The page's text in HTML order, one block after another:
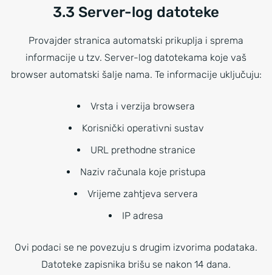
3.3 Server-log datoteke
Provajder stranica automatski prikuplja i sprema
informacije u tzv. Server-log datotekama koje vaš
browser automatski šalje nama. Te informacije uključuju:
Vrsta i verzija browsera
Korisnički operativni sustav
URL prethodne stranice
Naziv računala koje pristupa
Vrijeme zahtjeva servera
IP adresa
Ovi podaci se ne povezuju s drugim izvorima podataka.
Datoteke zapisnika brišu se nakon 14 dana.